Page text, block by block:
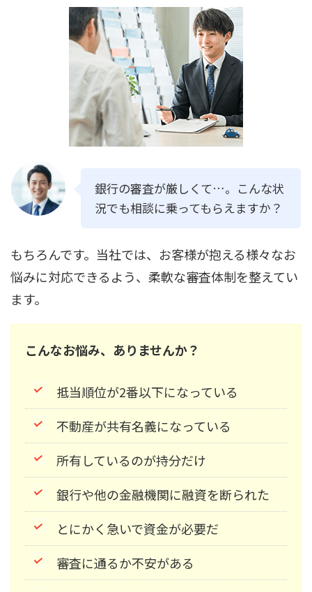
銀行の審査が厳しくて…。こんな状
況でも相談に乗ってもらえますか？
もちろんです。当社では、お客様が抱える様々なお
悩みに対応できるよう、柔軟な審査体制を整えてい
ます。
こんなお悩み、ありませんか？
抵当順位が2番以下になっている
不動産が共有名義になっている
所有しているのが持分だけ
銀行や他の金融機関に融資を断られた
とにかく急いで資金が必要だ
審査に通るか不安がある